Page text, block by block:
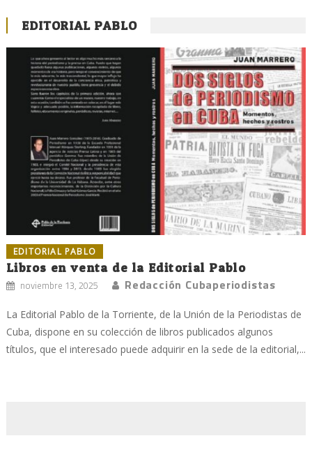
EDITORIAL PABLO
EDITORIAL PABLO
Libros en venta de la Editorial Pablo
noviembre 13, 2025 Redacción Cubaperiodistas
La Editorial Pablo de la Torriente, de la Unión de la Periodistas de
Cuba, dispone en su colección de libros publicados algunos
títulos, que el interesado puede adquirir en la sede de la editorial,...